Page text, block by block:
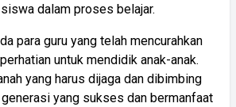
dalam proses belajar.
para guru yang telah mencurahkan
untuk mendidik anak-anak.
yang harus dijaga dan dibimbing
yang sukses dan bermanfaat